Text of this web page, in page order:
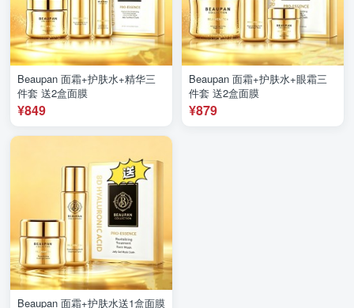
Beaupan 面霜+护肤水+精华三
件套 送2盒面膜
¥849
Beaupan 面霜+护肤水+眼霜三
件套 送2盒面膜
¥879
Beaupan 面霜+护肤水送1盒面膜